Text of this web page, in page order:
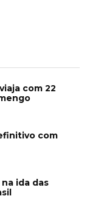
com 22
com
ida das